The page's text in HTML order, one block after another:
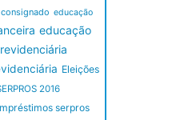
educação
educação
Eleições
2016
serpros